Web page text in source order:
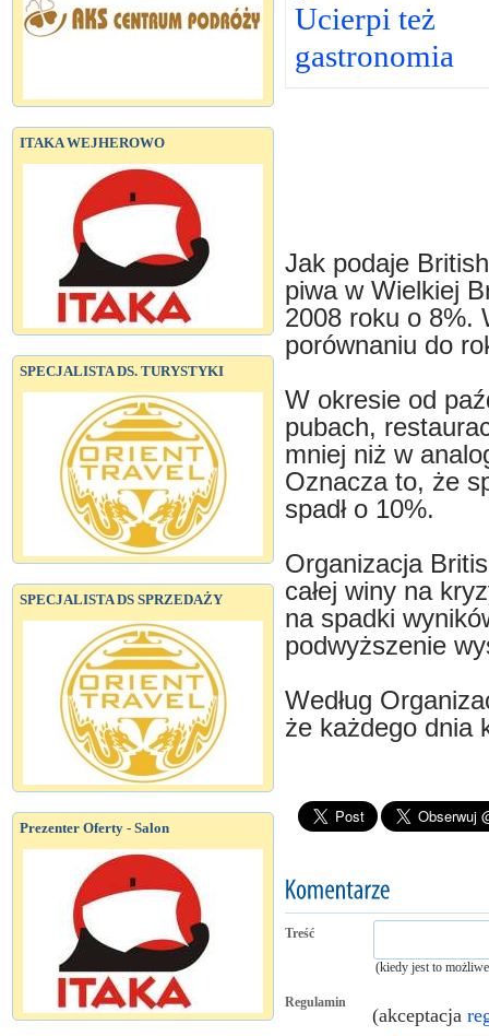
ITAKA WEJHEROWO
SPECJALISTA DS. TURYSTYKI
SPECJALISTA DS SPRZEDAŻY
Prezenter Oferty - Salon
Ucierpi też
gastronomia
Jak podaje
piwa w Wielkiej
2008 roku o 8%.
porównaniu do
W okresie od
pubach,
mniej niż w
Oznacza to, że
spadł o 10%.
Organizacja
całej winy na
na spadki
podwyższenie
Według
że każdego dnia
Treść
(kiedy jest to
Regulamin
(akceptacja